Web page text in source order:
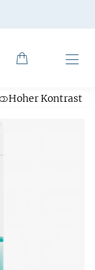
Hoher Kontrast